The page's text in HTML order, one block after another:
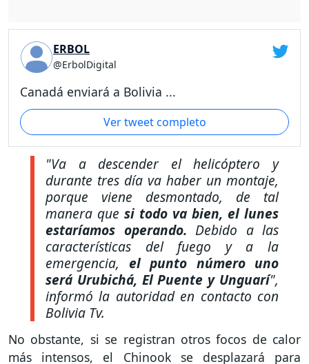
ERBOL
@ErbolDigital
Canadá enviará a Bolivia ...
Ver tweet completo
"Va a descender el helicóptero y
durante tres día va haber un montaje,
porque viene desmontado, de tal
manera que si todo va bien, el lunes
estaríamos operando. Debido a las
características del fuego y a la
emergencia, el punto número uno
será Urubichá, El Puente y Unguarí",
informó la autoridad en contacto con
Bolivia Tv.
No obstante, si se registran otros focos de calor
más intensos, el Chinook se desplazará para